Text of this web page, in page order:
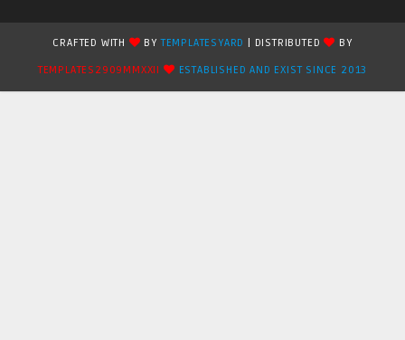
CRAFTED WITH BYTEMPLATESYARD | DISTRIBUTED
BY
TEMPLATES2909MMXXII
ESTABLISHED AND EXIST SINCE 2013